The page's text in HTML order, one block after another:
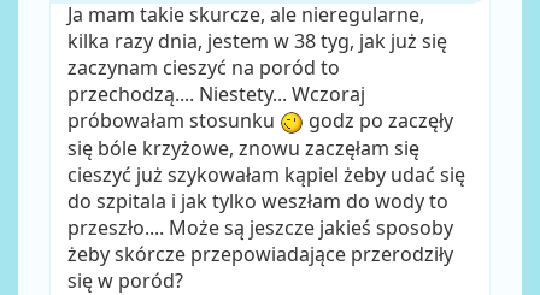
Ja mam takie skurcze, ale nieregularne,
kilka razy dnia, jestem w 38 tyg, jak już się
zaczynam cieszyć na poród to
przechodzą.... Niestety... Wczoraj
próbowałam stosunku
godz po zaczęły
się bóle krzyżowe, znowu zaczęłam się
cieszyć już szykowałam kąpiel żeby udać się
do szpitala i jak tylko weszłam do wody to
przeszło.... Może są jeszcze jakieś sposoby
żeby skórcze przepowiadające przerodziły
się w poród?